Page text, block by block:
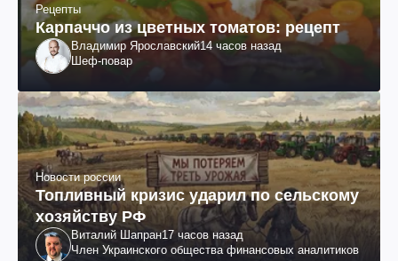
Рецепты
Карпаччо из цветных томатов: рецепт
Владимир Ярославский14 часов назад
Шеф-повар
Новости россии
Топливный кризис ударил по сельскому
хозяйству РФ
Виталий Шапран17 часов назад
Член Украинского общества финансовых аналитиков